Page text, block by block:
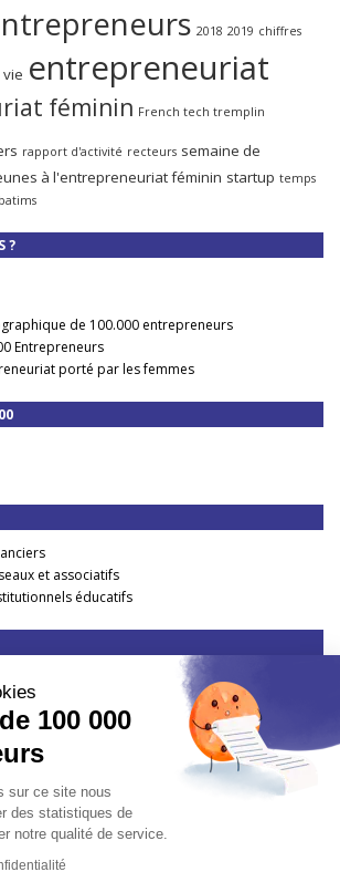
2018 2019 chiffres
entrepreneuriat
féminin French tech tremplin
rapport d'activité recteurs semaine de
à l'entrepreneuriat féminin startup temps
?
de 100.000 entrepreneurs
Entrepreneurs
porté par les femmes
et associatifs
éducatifs
FINANCIER
: elle change en 2023 !
100 000
sur ce site nous
des statistiques de
notre qualité de service.